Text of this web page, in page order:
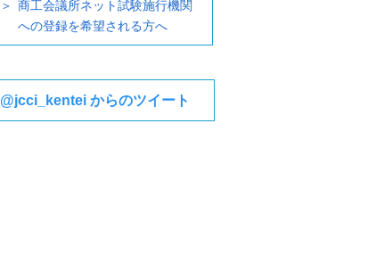
商工会議所ネット試験施行機関
への登録を希望される方へ
@jcci_kentei からのツイート